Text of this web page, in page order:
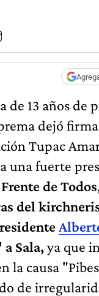
de 13 años de
dejó
Tupac
una fuerte
Frente de Todos
del
Sala,ya que
la causa
de